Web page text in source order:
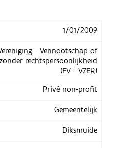
1/01/2009
- Vennootschap of
rechtspersoonlijkheid
(FV - VZER)
Privé non-profit
Gemeentelijk
Diksmuide